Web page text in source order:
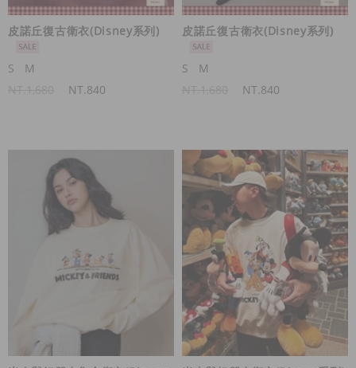
皮諾丘復古衛衣(Disney系列)
S
M
NT.840
皮諾丘復古衛衣(Disney系列)
S
M
NT.840